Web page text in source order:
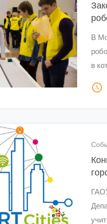
В
в
access_time